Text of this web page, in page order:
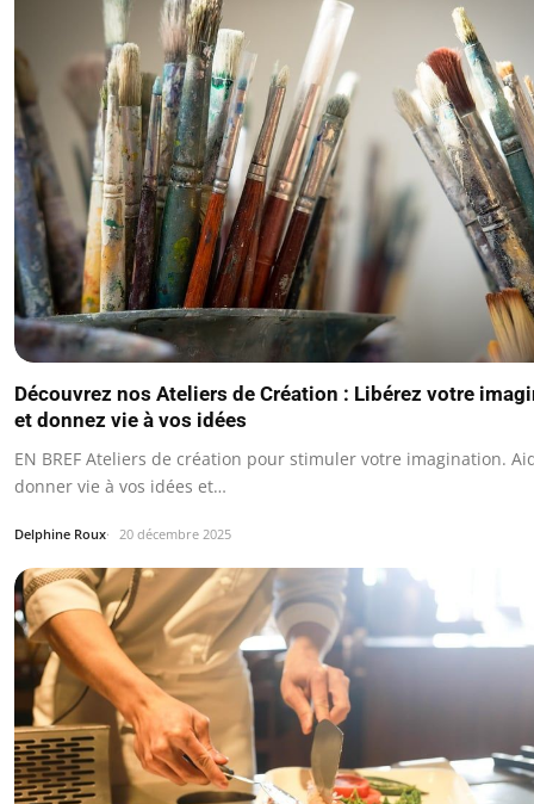
Découvrez nos Ateliers de Création : Libérez votre
et donnez vie à vos idées
EN BREF Ateliers de création pour stimuler votre imagination.
donner vie à vos idées et…
Delphine Roux 20 décembre 2025